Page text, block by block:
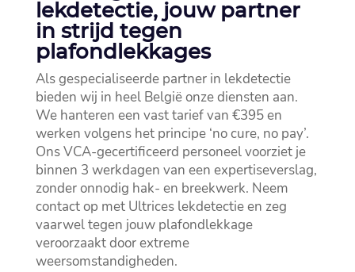
lekdetectie, jouw partner
in strijd tegen
plafondlekkages
Als gespecialiseerde partner in lekdetectie
bieden wij in heel België onze diensten aan.​
We hanteren een vast tarief van €395 en
werken volgens het principe ‘no cure, no pay’.​
Ons VCA-gecertificeerd personeel voorziet je
binnen 3 werkdagen van een expertiseverslag,
zonder onnodig hak- en breekwerk.​ Neem
contact op met Ultrices lekdetectie en zeg
vaarwel tegen jouw plafondlekkage
veroorzaakt door extreme
weersomstandigheden.​